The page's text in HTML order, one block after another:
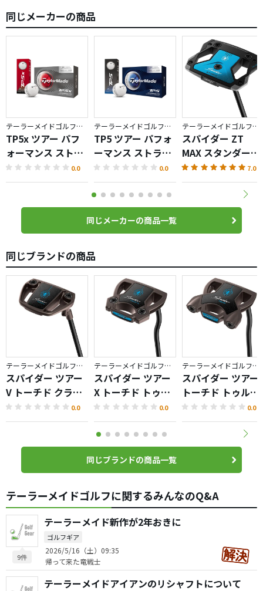
同じメーカーの商品
テーラーメイドゴルフ／TP5
TP5x ツアー パフ
ォーマンス ストラ
イプ ボール
0.0
テーラーメイドゴルフ／TP5
TP5 ツアー パフォ
ーマンス ストライ
プ ボール
0.0
テーラーメイドゴルフ／Spider ZT
スパイダー ZT
MAX スタンダード
パター
7.0
同じメーカーの商品一覧
同じブランドの商品
テーラーメイドゴルフ／Spider TOUR TORCHED
スパイダー ツアー
V トーチド クラン
クネック パター0.0
テーラーメイドゴルフ／Spider TOUR TORCHED
スパイダー ツアー
X トーチド トゥル
ーパス ダブルベン
ド パター
0.0
テーラーメイドゴルフ／Spider TOUR TORCHED
スパイダー ツアー
トーチド トゥルー
パス ダブルベンド
パター
0.0
同じブランドの商品一覧
テーラーメイドゴルフに関するみんなのQ&A
9件
テーラーメイド新作が2年おきに
ゴルフギア
2026/5/16（土）09:35
帰って来た竜戦士
テーラーメイドアイアンのリシャフトについて